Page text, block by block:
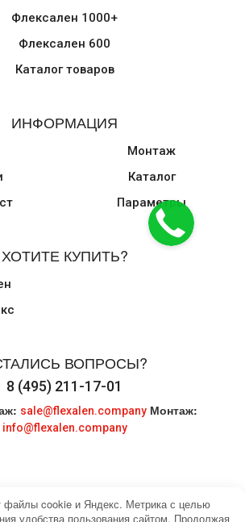
Флексален 1000+
Флексален 600
Каталог товаров
ИНФОРМАЦИЯ
Монтаж
Каталог
Параметры
ХОТИТЕ КУПИТЬ?
ВОПРОСЫ?
8 (495) 211-17-01
sale@flexalen.company Монтаж:
info@flexalen.company
файлы cookie и Яндекс. Метрика с целью
удобства пользования сайтом. Продолжая